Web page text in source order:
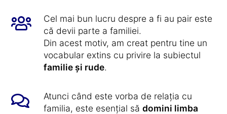
Cel mai bun lucru despre a fi au pair este
că devii parte a familiei.
Din acest motiv, am creat pentru tine un
vocabular extins cu privire la subiectul
familie și rude.
Atunci când este vorba de relația cu
familia, este esențial să domini limba